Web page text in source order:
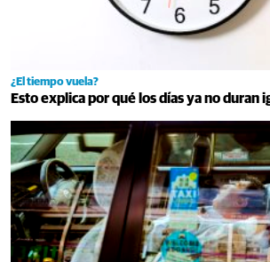
¿El tiempo vuela?
Esto explica por qué los días ya no duran